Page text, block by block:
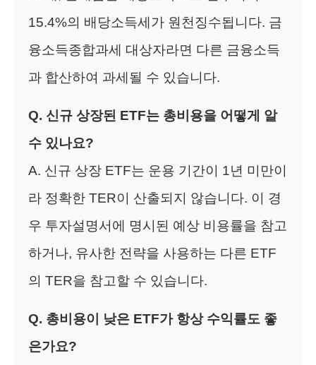
15.4%의 배당소득세가 원천징수됩니다. 금
융소득종합과세 대상자라면 다른 금융소득
과 합산하여 과세될 수 있습니다.
Q. 신규 상장된 ETF는 총비용을 어떻게 알
수 있나요?
A. 신규 상장 ETF는 운용 기간이 1년 미만이
라 정확한 TER이 산출되지 않습니다. 이 경
우 투자설명서에 명시된 예상 비용률을 참고
하거나, 유사한 전략을 사용하는 다른 ETF
의 TER을 참고할 수 있습니다.
Q. 총비용이 낮은 ETF가 항상 수익률도 좋
은가요?